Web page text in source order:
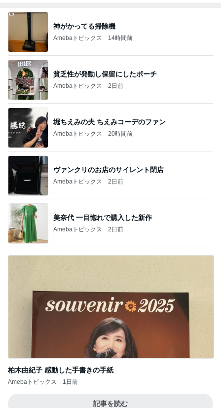
神がかってる掃除機
Amebaトピックス 14時間前
貧乏性が発動し保留にしたポーチ
Amebaトピックス 2日前
堀ちえみの夫 ちえみコーデのファン
Amebaトピックス 20時間前
ヴァンクリのお店のサイレント閉店
Amebaトピックス 2日前
美奈代 一目惚れで購入した新作
Amebaトピックス 2日前
柏木由紀子 感動した手書きの手紙
Amebaトピックス 1日前
記事を読む